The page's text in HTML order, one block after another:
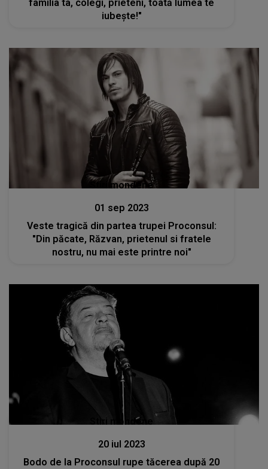
familia ta, colegi, prieteni, toată lumea te
iubește!"
Stiri mondene
01 sep 2023
Veste tragică din partea trupei Proconsul:
"Din păcate, Răzvan, prietenul si fratele
nostru, nu mai este printre noi"
Stiri mondene
20 iul 2023
Bodo de la Proconsul rupe tăcerea după 20